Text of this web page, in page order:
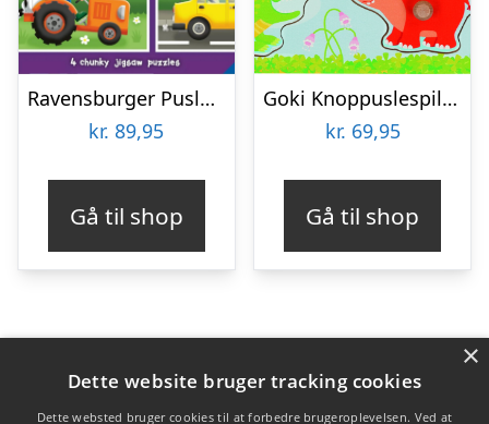
Ravensburger Puslespil – Travel Far – My First Puzzles – 4 Stk
kr. 89,95
Gå til shop
Goki Knoppuslespil – Afrikanske Dyreunger – Træ – 8 Brikker
kr. 69,95
Gå til shop
Varekategorier
Produkter
×
Dette website bruger tracking cookies
Dette websted bruger cookies til at forbedre brugeroplevelsen. Ved at